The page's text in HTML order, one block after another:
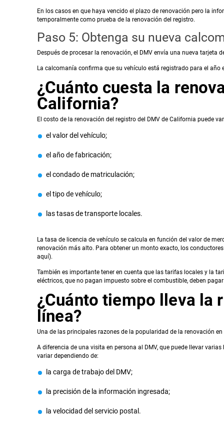
En los casos en que haya vencido el plazo de renovación pero la
temporalmente como prueba de la renovación del registro.
Paso 5: Obtenga su nueva
Después de procesar la renovación, el DMV envía una nueva
La calcomanía confirma que su vehículo está registrado para el año
¿Cuánto cuesta la
California?
El costo de la renovación del registro del DMV de California puede
el valor del vehículo;
el año de fabricación;
el condado de matriculación;
el tipo de vehículo;
las tasas de transporte locales.
La tasa de licencia de vehículo se calcula en función del valor de
renovación más alto. Para obtener un monto exacto, los
aquí).
También es importante tener en cuenta que las tarifas locales y la
eléctricos, que no pagan impuesto sobre el combustible, deben
¿Cuánto tiempo lleva la
línea?
Una de las principales razones de la popularidad de la renovación
A diferencia de una visita en persona al DMV, que puede llevar
variar dependiendo de:
la carga de trabajo del DMV;
la precisión de la información ingresada;
la velocidad del servicio postal.